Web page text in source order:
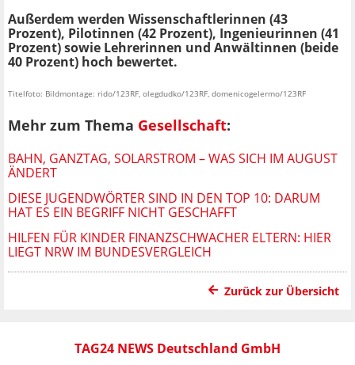
Außerdem werden Wissenschaftlerinnen (43
Prozent), Pilotinnen (42 Prozent), Ingenieurinnen (41
Prozent) sowie Lehrerinnen und Anwältinnen (beide
40 Prozent) hoch bewertet.
Titelfoto: Bildmontage: rido/123RF, olegdudko/123RF, domenicogelermo/123RF
Mehr zum Thema Gesellschaft:
BAHN, GANZTAG, SOLARSTROM – WAS SICH IM AUGUST
ÄNDERT
DIESE JUGENDWÖRTER SIND IN DEN TOP 10: DARUM
HAT ES EIN BEGRIFF NICHT GESCHAFFT
HILFEN FÜR KINDER FINANZSCHWACHER ELTERN: HIER
LIEGT NRW IM BUNDESVERGLEICH
Zurück zur Übersicht
TAG24 NEWS Deutschland GmbH